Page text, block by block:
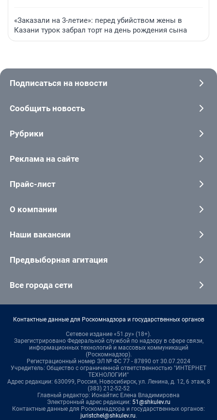
«Заказали на 3-летие»: перед убийством жены в
Казани турок забрал торт на день рождения сына
Подписаться на новости
Сообщить новость
Рубрики
Реклама на сайте
Прайс-лист
О компании
Наши вакансии
Предвыборная агитация
Все города сети
Контактные данные для Роскомнадзора и государственных органов
Сетевое издание «51.ру» (18+).
Зарегистрировано Федеральной службой по надзору в сфере связи,
информационных технологий и массовых коммуникаций
(Роскомнадзор).
Регистрационный номер ЭЛ № ФС 77 - 87890 от 30.07.2024
Учредитель: Общество с ограниченной ответственностью "ИНТЕРНЕТ
ТЕХНОЛОГИИ"
Адрес редакции: 630099, Россия, Новосибирск, ул. Ленина, д. 12, 6 этаж, 8
(383) 212-52-52
Главный редактор: Ионайтис Елена Владимировна
Электронный адрес редакции: 51@shkulev.ru
Контактные данные для Роскомнадзора и государственных органов:
juristchel@shkulev.ru.